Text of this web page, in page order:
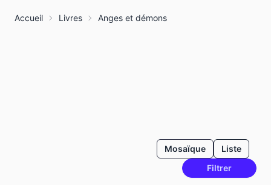
Accueil Livres Anges et démons
Filtrer
Mosaïque Liste